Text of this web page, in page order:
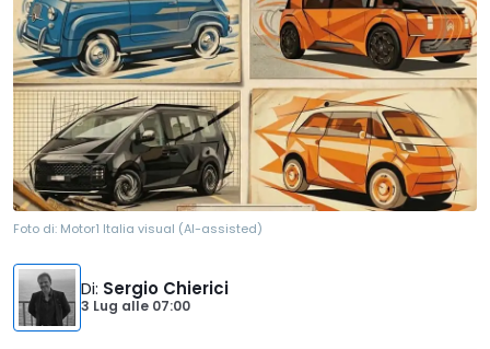
Foto di: Motor1 Italia visual (AI-assisted)
Di: Sergio Chierici
3 Lug alle 07:00